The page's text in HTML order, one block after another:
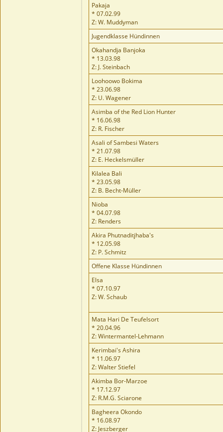
Pakaja
* 07.02.99
Z: W. Muddyman
Jugendklasse Hündinnen
Okahandja Banjoka
* 13.03.98
Z: J. Steinbach
Loohoowo Bokima
* 23.06.98
Z: U. Wagener
Asimba of the Red Lion Hunter
* 16.06.98
Z: R. Fischer
Asali of Sambesi Waters
* 21.07.98
Z: E. Heckelsmüller
Kilalea Bali
* 23.05.98
Z: B. Becht-Müller
Nioba
* 04.07.98
Z: Renders
Akira Phutnaditjhaba's
* 12.05.98
Z: P. Schmitz
Offene Klasse Hündinnen
Elsa
* 07.10.97
Z: W. Schaub
Mata Hari De Teufelsort
* 20.04.96
Z: Wintermantel-Lehmann
Kerimbai's Ashira
* 11.06.97
Z: Walter Stiefel
Akimba Bor-Marzoe
* 17.12.97
Z: R.M.G. Sciarone
Bagheera Okondo
* 16.08.97
Z: Jeszberger